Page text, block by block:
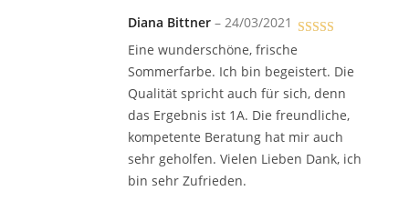
mit
5 von 5
Diana Bittner – 24/03/2021
Eine wunderschöne, frische
Sommerfarbe. Ich bin begeistert. Die
Qualität spricht auch für sich, denn
das Ergebnis ist 1A. Die freundliche,
kompetente Beratung hat mir auch
sehr geholfen. Vielen Lieben Dank, ich
bin sehr Zufrieden.